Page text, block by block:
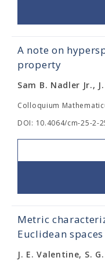
A note on
property
Sam B. Nadler Jr.,
Colloquium
DOI: 10.4064/cm-25-2-
Metric
Euclidean spaces
J. E. Valentine, S.